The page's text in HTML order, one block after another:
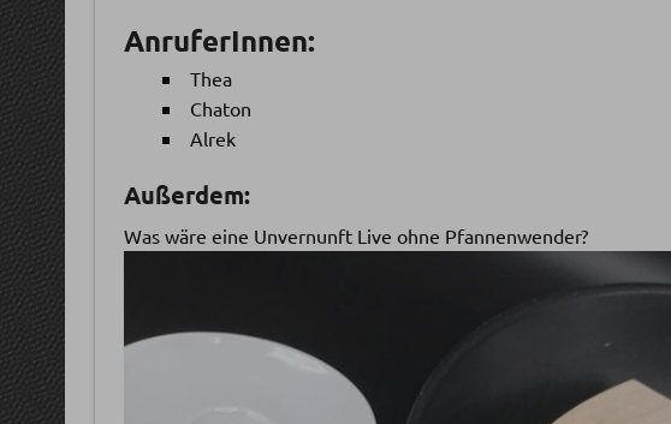
AnruferInnen:
Thea
Chaton
Alrek
Außerdem:
Was wäre eine Unvernunft Live ohne Pfannenwender?